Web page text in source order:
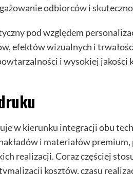
odbiorców i
pod względem
efektów wizualnych i
i wysokiej jakości
w kierunku integracji obu
i materiałów
realizacji. Coraz częściej
kosztów, czasu